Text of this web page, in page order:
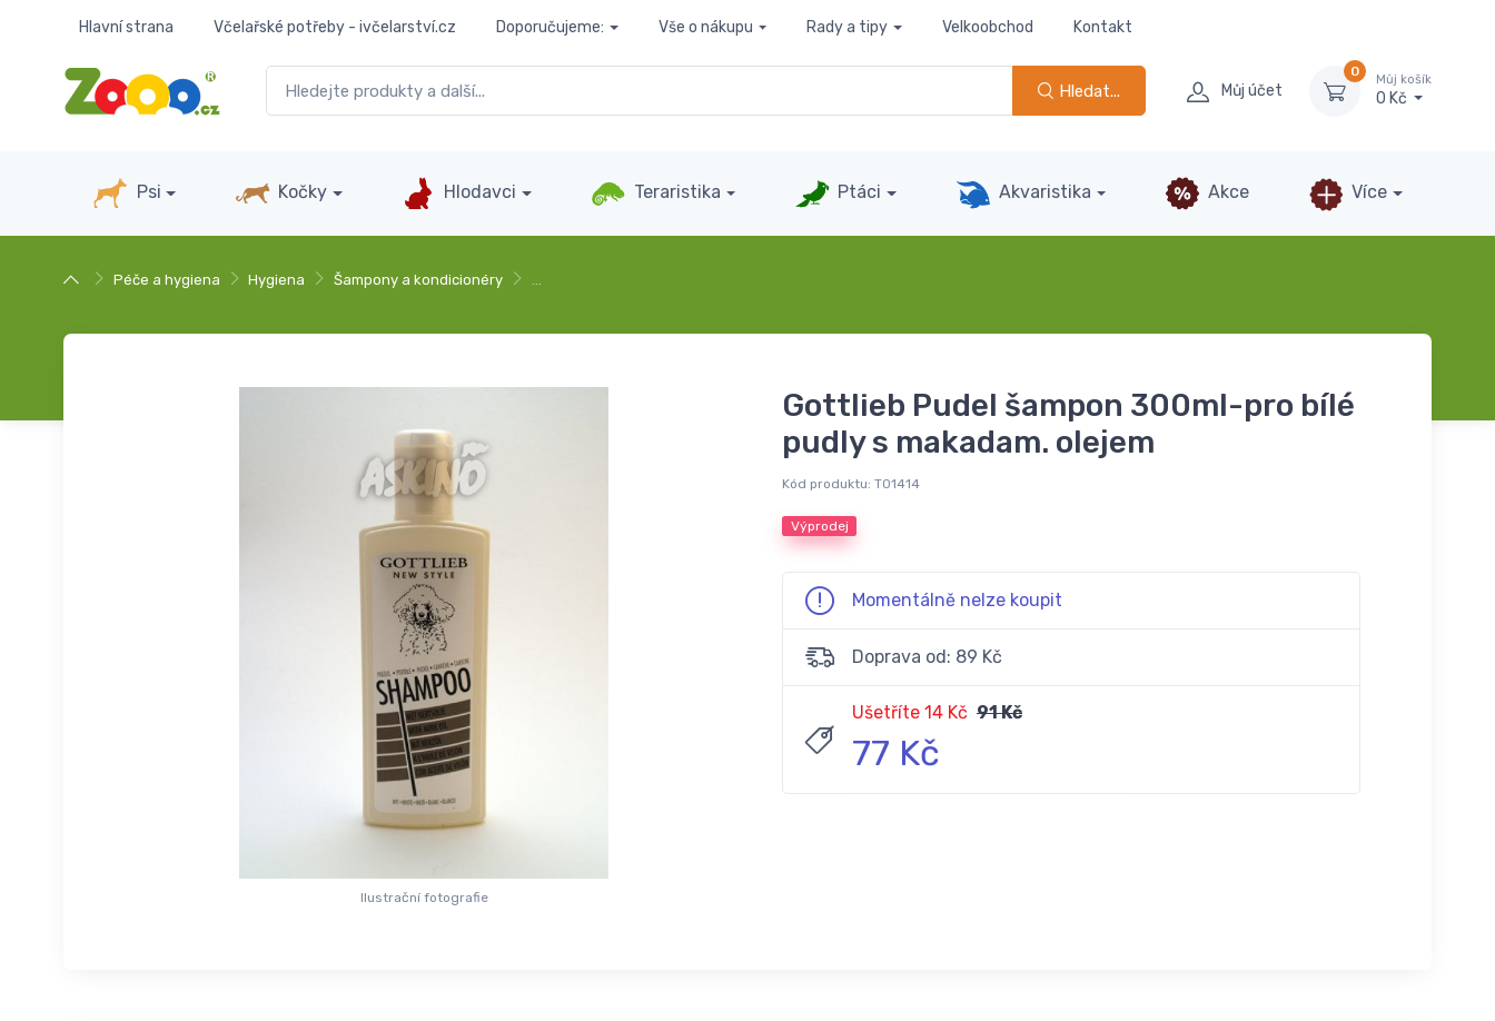
Hlavní strana Včelařské potřeby - ivčelarství.cz Doporučujeme: Vše o nákupu Rady a tipy Velkoobchod Kontakt
Hledat... Můj účet
0
Můj košík
0 Kč
Psi Kočky Hlodavci Teraristika Ptáci Akvaristika Akce Více
Péče a hygiena Hygiena Šampony a kondicionéry …
Ilustrační fotografie
Gottlieb Pudel šampon 300ml-pro bílé
pudly s makadam. olejem
Kód produktu: T01414
Výprodej
Momentálně nelze koupit
Doprava od: 89 Kč
Ušetříte 14 Kč 91 Kč
77 Kč